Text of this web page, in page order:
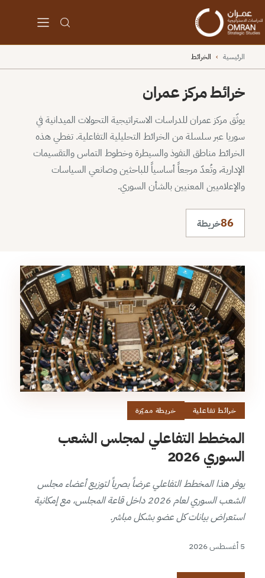
الرئيسية › الخرائط
خرائط مركز عمران
يوثّق مركز عمران للدراسات الاستراتيجية التحولات الميدانية في
سوريا عبر سلسلة من الخرائط التحليلية التفاعلية. تغطي هذه
الخرائط مناطق النفوذ والسيطرة وخطوط التماس والتقسيمات
الإدارية، وتُعدّ مرجعاً أساسياً للباحثين وصانعي السياسات
والإعلاميين المعنيين بالشأن السوري.
86خريطة
خرائط تفاعلية خريطة مميّزة
المخطط التفاعلي لمجلس الشعب
السوري 2026
يوفر هذا المخطط التفاعلي عرضاً بصرياً لتوزيع أعضاء مجلس
الشعب السوري لعام 2026 داخل قاعة المجلس، مع إمكانية
استعراض بيانات كل عضو بشكل مباشر.
5 أغسطس 2026